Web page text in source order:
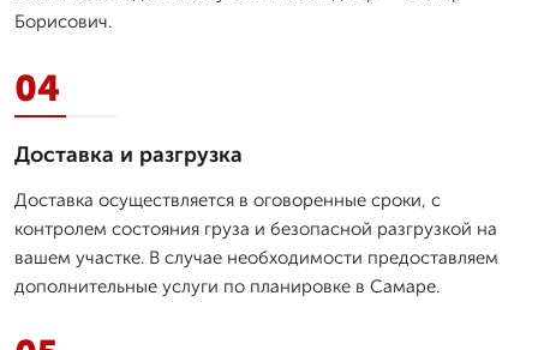
Борисович.
04
Доставка и разгрузка
Доставка осуществляется в оговоренные сроки, с
контролем состояния груза и безопасной разгрузкой на
вашем участке. В случае необходимости предоставляем
дополнительные услуги по планировке в Самаре.